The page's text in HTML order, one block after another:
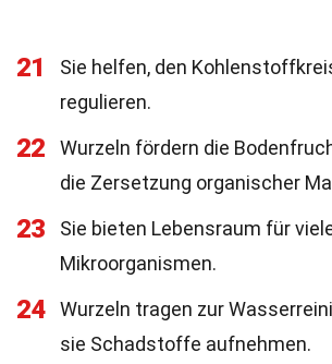
21
Sie helfen, den
regulieren.
22
Wurzeln fördern die
die Zersetzung organischer
23
Sie bieten Lebensraum für
Mikroorganismen.
24
Wurzeln tragen zur
sie Schadstoffe aufnehmen.